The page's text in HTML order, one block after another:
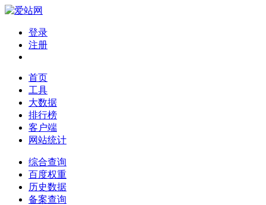
登录
注册
首页
工具
大数据
排行榜
客户端
网站统计
综合查询
百度权重
历史数据
备案查询